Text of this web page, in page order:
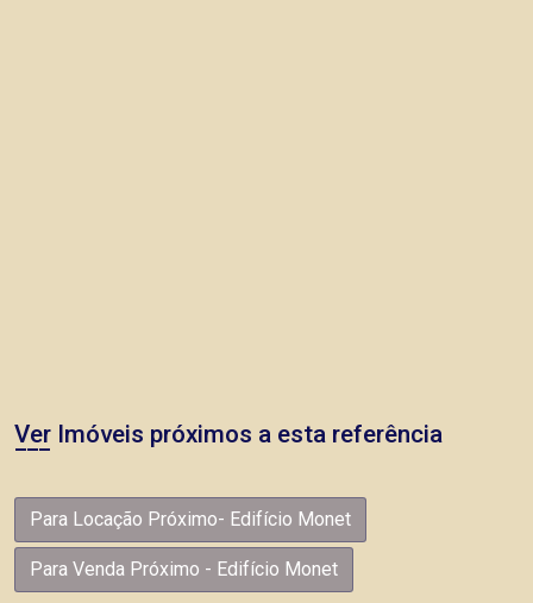
Ver Imóveis próximos a esta referência
Para Locação Próximo- Edifício Monet
Para Venda Próximo - Edifício Monet